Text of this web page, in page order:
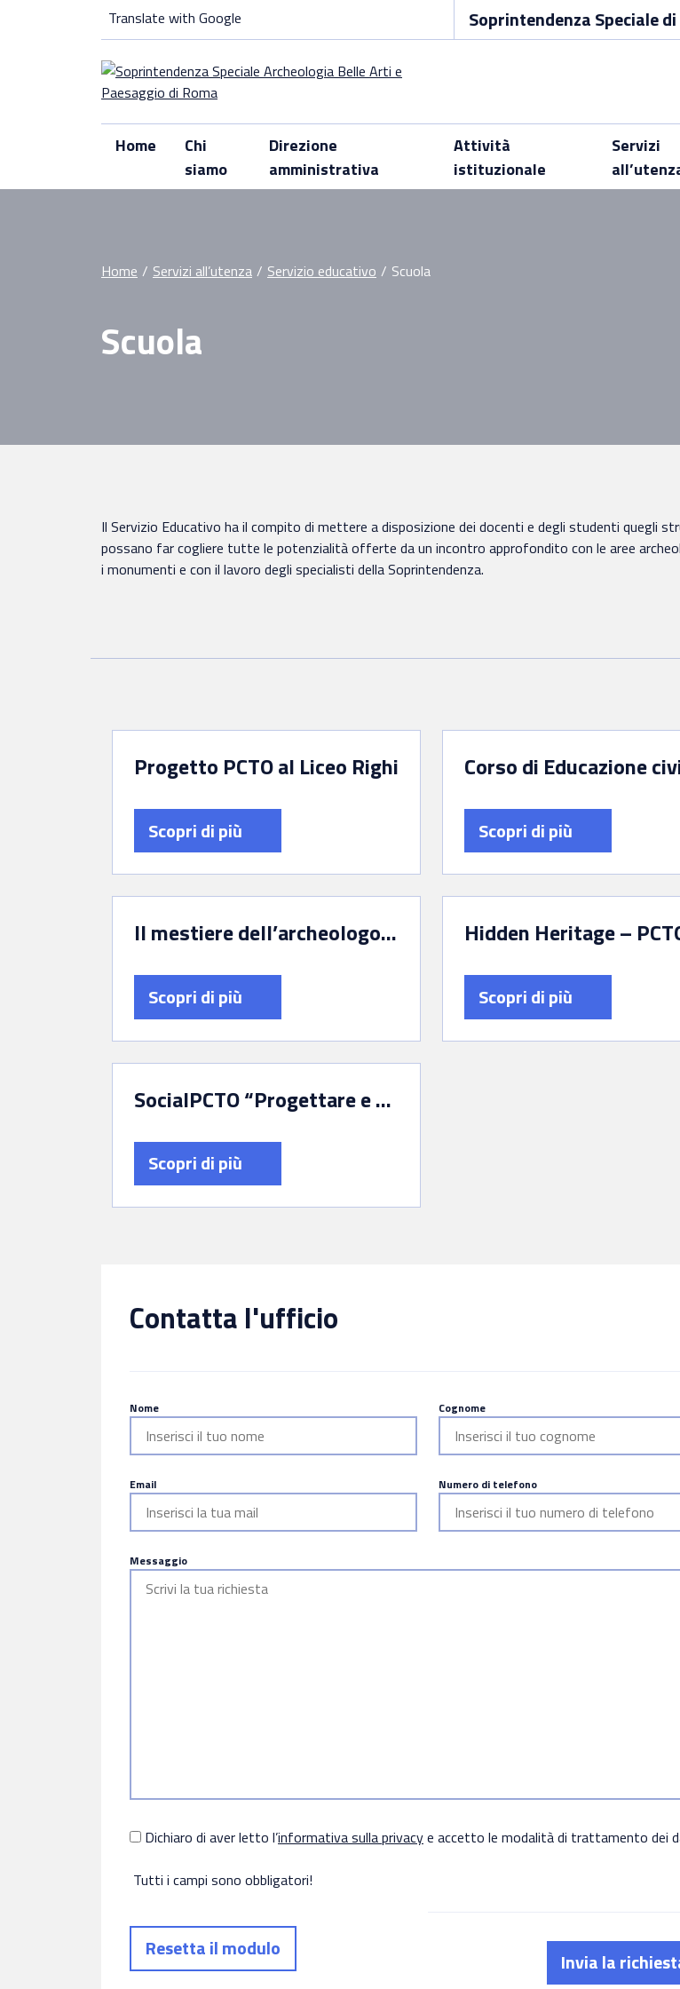
Translate with Google Soprintendenza Speciale
Home
Chi
siamo
Direzione
amministrativa
Attività
istituzionale
Servizi
Home / Servizi all’utenza / Servizio educativo / Scuola
Scuola
Il Servizio Educativo ha il compito di mettere a disposizione dei docenti e degli studenti quegli
possano far cogliere tutte le potenzialità offerte da un incontro approfondito con le aree
i monumenti e con il lavoro degli specialisti della Soprintendenza.
Progetto PCTO al Liceo Righi
Scopri di più Scopri di più
Il mestiere dell’archeologo – Progetto di simulazione di ricerca archeologica per le scuole primarie
Scopri di più Scopri di più
SocialPCTO “Progettare e comunicare la cultura”Social
Scopri di più
Contatta l'ufficio
Nome Cognome
Email Numero di telefono
Messaggio
Dichiaro di aver letto l’informativa sulla privacye accetto le modalità di trattamento dei
Tutti i campi sono obbligatori!
Invia la